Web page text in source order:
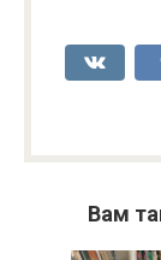
Вам